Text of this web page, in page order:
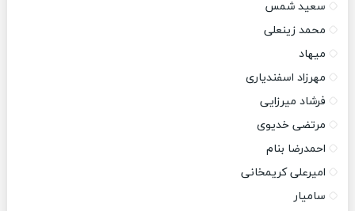
سعید شمس
محمد زینعلی
میهاد
مهرزاد اسفندیاری
فرشاد میرزایی
مرتضی خدیوی
احمدرضا بنام
امیرعلی کریمخانی
سامیار